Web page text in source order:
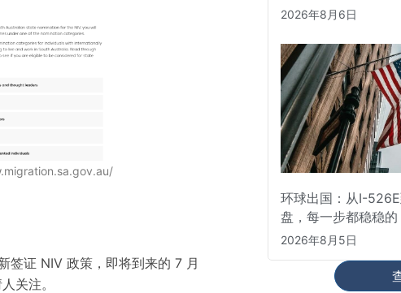
签证 NIV 政策，即将到来的 7 月
关注。
2026年8月6日
环球出国：从I-
盘，每一步都稳稳的
2026年8月5日